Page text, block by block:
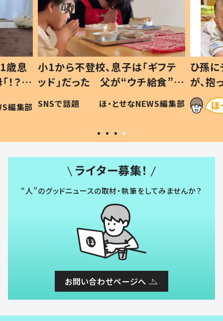
歳息
？」
編集部
小1から不登校、息子は「ギフテ
ッド」だった 父が“ウチ給食”を
作り続ける理由とは #令和の親
#令和の子
SNSで話題 ほ・とせなNEWS編集部
ひ孫
が、
「涙が
い」
ライター募集！
“人”のグッドニュースの取材・執筆をしてみませんか？
お問い合わせページへ